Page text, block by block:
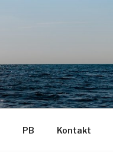
PB Kontakt